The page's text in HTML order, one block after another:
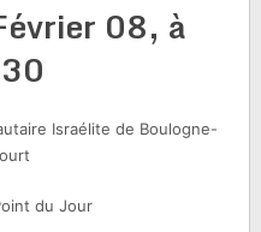
08, à
Israélite de Boulogne-
du Jour